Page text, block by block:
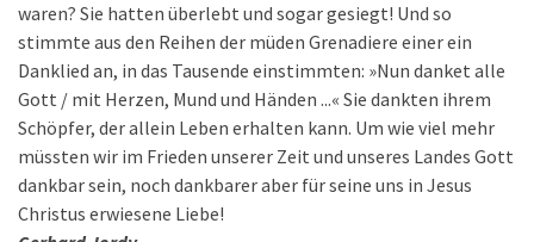
waren? Sie hatten überlebt und sogar gesiegt! Und so
stimmte aus den Reihen der müden Grenadiere einer ein
Danklied an, in das Tausende einstimmten: »Nun danket alle
Gott / mit Herzen, Mund und Händen ...« Sie dankten ihrem
Schöpfer, der allein Leben erhalten kann. Um wie viel mehr
müssten wir im Frieden unserer Zeit und unseres Landes Gott
dankbar sein, noch dankbarer aber für seine uns in Jesus
Christus erwiesene Liebe!